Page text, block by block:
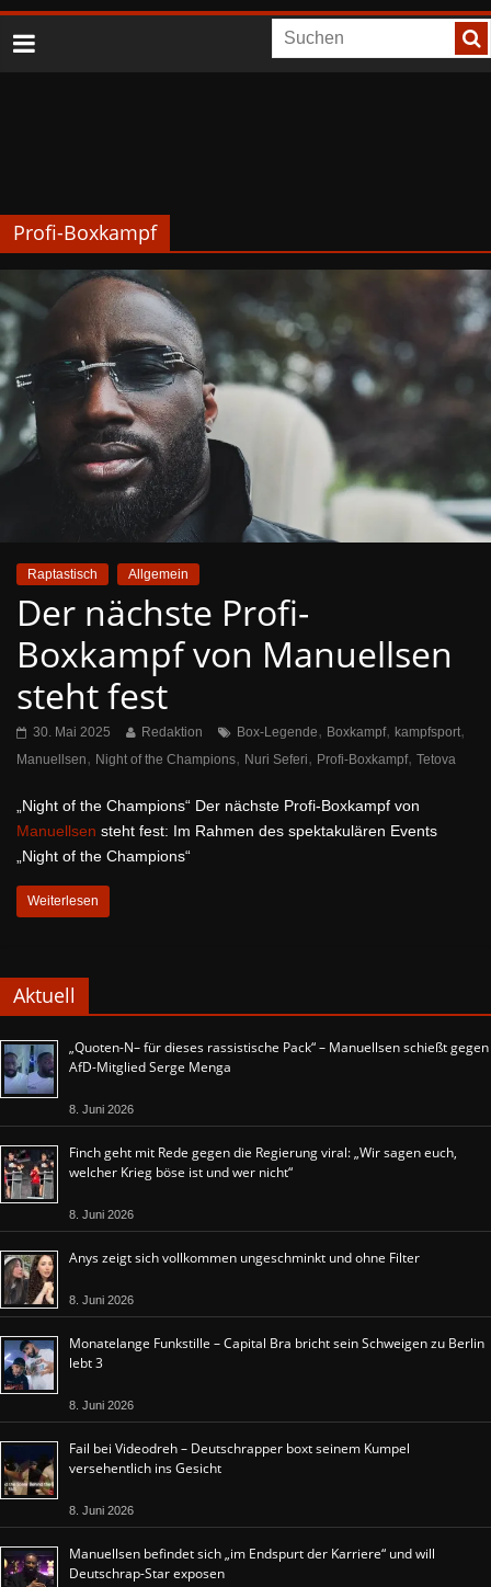
Profi-Boxkampf
Raptastisch Allgemein
Der nächste Profi-
Boxkampf von Manuellsen
steht fest
30. Mai 2025 Redaktion Box-Legende, Boxkampf, kampfsport,
Manuellsen, Night of the Champions, Nuri Seferi, Profi-Boxkampf, Tetova
„Night of the Champions“ Der nächste Profi-Boxkampf von
Manuellsen steht fest: Im Rahmen des spektakulären Events
„Night of the Champions“
Weiterlesen
Aktuell
„Quoten-N– für dieses rassistische Pack“ – Manuellsen schießt gegen
AfD-Mitglied Serge Menga
8. Juni 2026
Finch geht mit Rede gegen die Regierung viral: „Wir sagen euch,
welcher Krieg böse ist und wer nicht“
8. Juni 2026
Anys zeigt sich vollkommen ungeschminkt und ohne Filter
8. Juni 2026
Monatelange Funkstille – Capital Bra bricht sein Schweigen zu Berlin
lebt 3
8. Juni 2026
Fail bei Videodreh – Deutschrapper boxt seinem Kumpel
versehentlich ins Gesicht
8. Juni 2026
Manuellsen befindet sich „im Endspurt der Karriere“ und will
Deutschrap-Star exposen